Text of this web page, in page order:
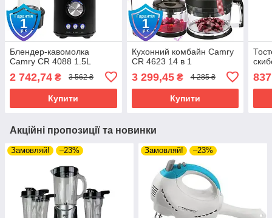
Блендер-кавомолка
Camry CR 4088 1.5L
2 742,74 ₴ 3 562 ₴
Купити
Кухонний комбайн Camry
CR 4623 14 в 1
3 299,45₴ 4 285 ₴
Купити
Акційні пропозиції та новинки
Замовляй! –23% Замовляй! –23%